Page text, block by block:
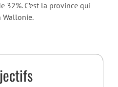
32%. C’est la province qui
Wallonie.